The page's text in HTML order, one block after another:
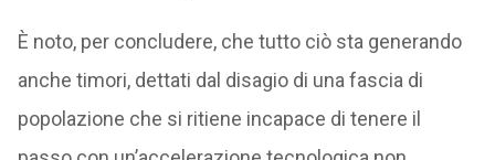
È noto, per concludere, che tutto ciò sta generando
anche timori, dettati dal disagio di una fascia di
popolazione che si ritiene incapace di tenere il